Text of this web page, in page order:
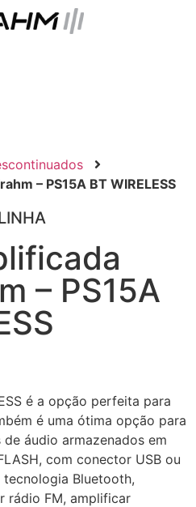
– PS15A BT WIRELESS
– PS15A
é a opção perfeita para
é uma ótima opção para
áudio armazenados em
com conector USB ou
Bluetooth,
rádio FM, amplificar